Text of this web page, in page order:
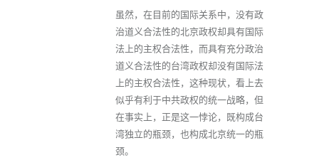
虽然，在目前的国际关系中，没有政
治道义合法性的北京政权却具有国际
法上的主权合法性，而具有充分政治
道义合法性的台湾政权却没有国际法
上的主权合法性，这种现状，看上去
似乎有利于中共政权的统一战略，但
在事实上，正是这一悖论，既构成台
湾独立的瓶颈，也构成北京统一的瓶
颈。